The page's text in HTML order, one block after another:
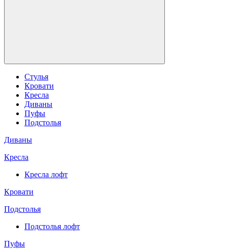
Стулья
Кровати
Кресла
Диваны
Пуфы
Подстолья
Диваны
Кресла
Кресла лофт
Кровати
Подстолья
Подстолья лофт
Пуфы